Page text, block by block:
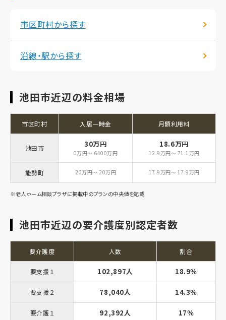
市区町村から探す
沿線・駅から探す
池田市近辺の料金相場
市区町村 入居一時金 月額利用料
池田市 30万円
0万円～ 6400万円
18.6万円
12.9万円～ 71.1万円
能勢町 20万円～ 20万円 17.9万円～ 17.9万円
※老人ホーム相談プラザに掲載中のプランの中央値を記載
池田市近辺の要介護度別認定者数
要介護度 人数 割合
要支援１ 102,897人 18.9％
要支援２ 78,040人 14.3％
要介護１ 92,392人 17％